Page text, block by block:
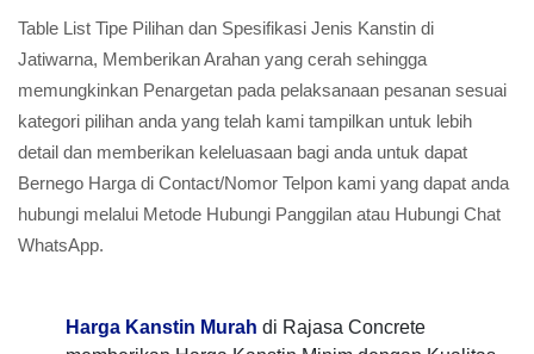
Table List Tipe Pilihan dan Spesifikasi Jenis Kanstin di
Jatiwarna, Memberikan Arahan yang cerah sehingga
memungkinkan Penargetan pada pelaksanaan pesanan sesuai
kategori pilihan anda yang telah kami tampilkan untuk lebih
detail dan memberikan keleluasaan bagi anda untuk dapat
Bernego Harga di Contact/Nomor Telpon kami yang dapat anda
hubungi melalui Metode Hubungi Panggilan atau Hubungi Chat
WhatsApp.
Harga Kanstin Murah di Rajasa Concrete